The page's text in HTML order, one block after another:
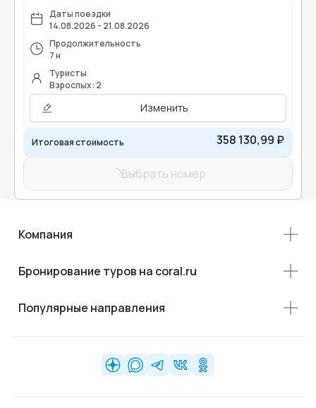
Даты поездки
14.08.2026 - 21.08.2026
Продолжительность
7 н
Туристы
Взрослых: 2
Изменить
Итоговая стоимость 358 130,99 ₽
Выбрать номер
Компания
Бронирование туров на coral.ru
Популярные направления